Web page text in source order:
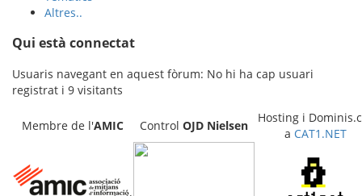
Altres..
Qui està connectat
Usuaris navegant en aquest fòrum: No hi ha cap usuari
registrat i 9 visitants
Membre de l'AMIC Control OJD Nielsen
Hosting i
a CAT1.NET